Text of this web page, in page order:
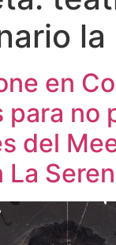
la
en
para no
del
La